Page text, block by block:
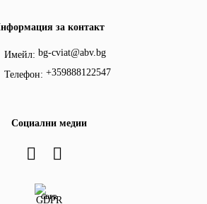
за контакт
Имейл: bg-cviat@abv.bg
Телефон: +359888122547
Социални медии
GDPR